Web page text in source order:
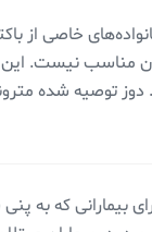
خاصی از
مناسب نیست.
۵۰۰-۷۵۰ میلی گرم هر ۸
بیمارانی که به